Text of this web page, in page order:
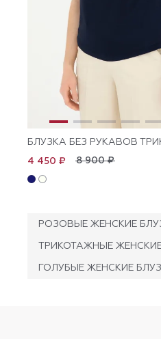
БЛУЗКА БЕЗ РУКАВОВ
8 900 ₽
4 450 ₽
РОЗОВЫЕ ЖЕНСКИЕ
ТРИКОТАЖНЫЕ
ГОЛУБЫЕ ЖЕНСКИЕ